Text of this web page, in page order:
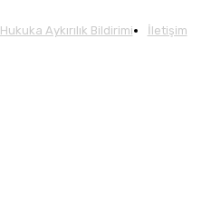
Hukuka Aykırılık Bildirimi İletişim